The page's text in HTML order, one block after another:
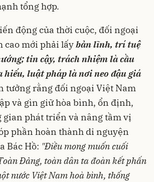
tổng hợp.
động của thời cuộc, đối ngoại
cao mới phải lấybản lĩnh, trí tuệ
tin cậy, trách nhiệm là cầu
hiếu, luật pháp là nơi neo đậu giá
tưởng rằng đối ngoại Việt Nam
và gìn giữ hòa bình, ổn định,
gian phát triển và nâng tầm vị
phần hoàn thành di nguyện
Bác Hồ: "Điều mong muốn cuối
Đảng, toàn dân ta đoàn kết phấn
nước Việt Nam hoà bình, thống